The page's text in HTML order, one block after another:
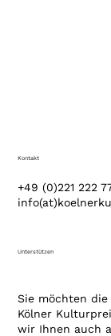
+49 (0)221 222
Kontakt
Unterstützen
Sie möchten
Kölner
wir Ihnen auch